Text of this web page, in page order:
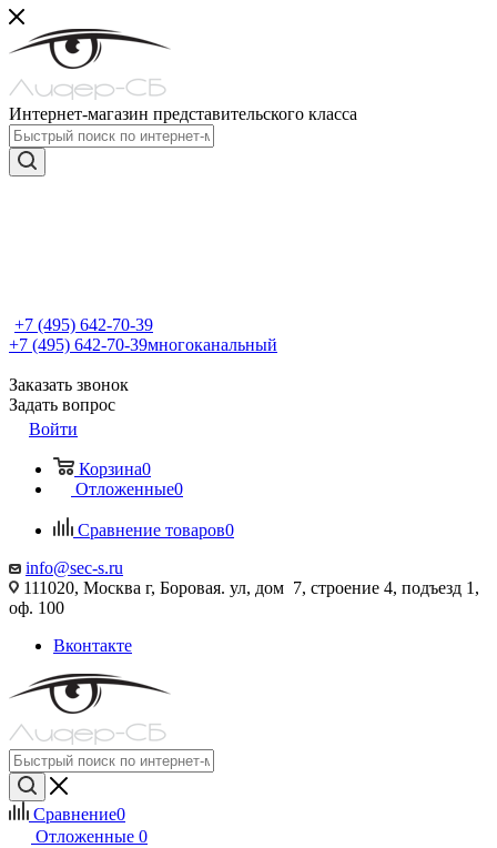
Интернет-магазин представительского класса
+7 (495) 642-70-39
+7 (495) 642-70-39многоканальный
Заказать звонок
Задать вопрос
Войти
Корзина0
Отложенные0
Сравнение товаров0
info@sec-s.ru
111020, Москва г, Боровая. ул, дом 7, строение 4, подъезд 1,
оф. 100
Вконтакте
Сравнение0
Отложенные 0